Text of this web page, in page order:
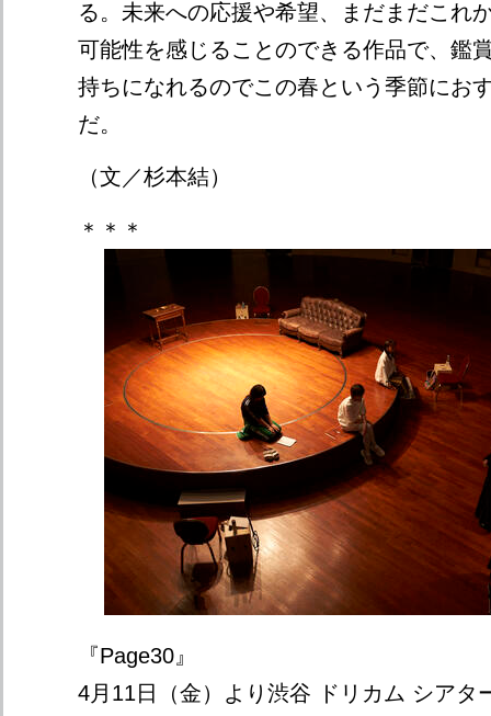
る。未来への応援や希望、まだまだこれ
可能性を感じることのできる作品で、鑑
持ちになれるのでこの春という季節にお
だ。
（文／杉本結）
＊＊＊
『Page30』
4月11日（金）より渋谷 ドリカム シアタ